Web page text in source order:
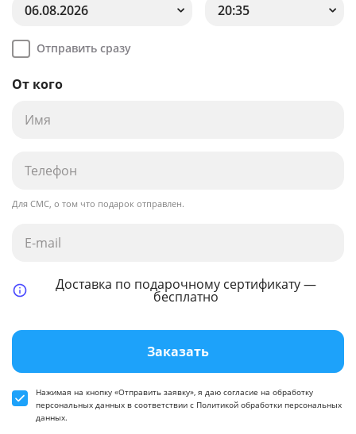
06.08.2026
20:35
Отправить сразу
От кого
Для СМС, о том что подарок отправлен.
Доставка по подарочному сертификату —
бесплатно
Заказать
Нажимая на кнопку «Отправить заявку», я даю согласие на обработку
персональных данных в соответствии с Политикой обработки персональных
данных.